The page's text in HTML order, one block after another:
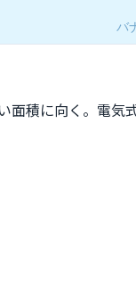
積に向く。電